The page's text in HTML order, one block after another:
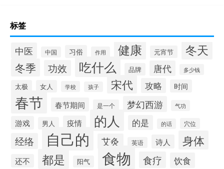
标签
中医 中国 习俗 作用 健康 元宵节 冬天
冬季 功效 吃什么 品牌 唐代 多少钱
太极 女人 学校 孩子 宋代 攻略 时间
春节 春节期间 是一个 梦幻西游 气功
游戏 男人 疫情 的人 的是 的话 穴位
经络 自己的 艾灸 英语 诗人 身体
还不 都是 阳气 食物 食疗 饮食